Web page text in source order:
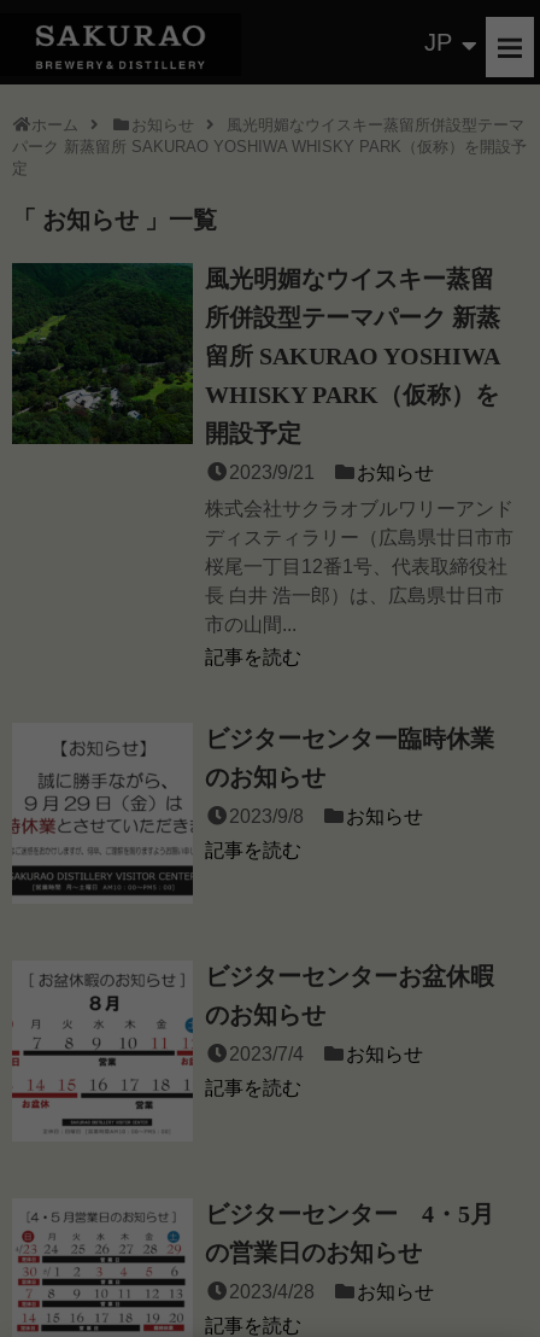
JP
ホーム お知らせ
風光明媚なウイスキー蒸留所併設型テーマ
パーク 新蒸留所 SAKURAO YOSHIWA WHISKY PARK（仮称）を開設予
定
お知らせ 一覧
風光明媚なウイスキー蒸留
所併設型テーマパーク 新蒸
留所 SAKURAO YOSHIWA
WHISKY PARK（仮称）を
開設予定
2023/9/21
お知らせ
株式会社サクラオブルワリーアンド
ディスティラリー（広島県廿日市市
桜尾一丁目12番1号、代表取締役社
長 白井 浩一郎）は、広島県廿日市
市の山間...
記事を読む
ビジターセンター臨時休業
のお知らせ
2023/9/8
お知らせ
記事を読む
ビジターセンターお盆休暇
のお知らせ
2023/7/4
お知らせ
記事を読む
ビジターセンター 4・5月
の営業日のお知らせ
2023/4/28
お知らせ
記事を読む